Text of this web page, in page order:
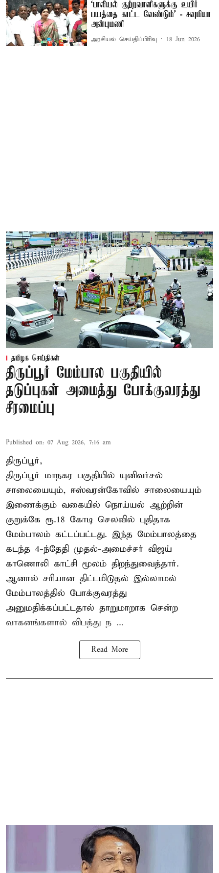
‘பாலியல் குற்றவாளிகளுக்கு உயிர்
பயத்தை காட்ட வேண்டும்’ - சவுமியா
அன்புமணி
அரசியல் செய்திப்பிரிவு 18 Jun 2026
தமிழக செய்திகள்
திருப்பூர் மேம்பால பகுதியில்
தடுப்புகள் அமைத்து போக்குவரத்து
சீரமைப்பு
Published on: 07 Aug 2026, 7:16 am
திருப்பூர்,
திருப்பூர் மாநகர பகுதியில் யுனிவர்சல்
சாலையையும், ஈஸ்வரன்கோவில் சாலையையும்
இணைக்கும் வகையில் நொய்யல் ஆற்றின்
குறுக்கே ரூ.18 கோடி செலவில் புதிதாக
மேம்பாலம் கட்டப்பட்டது. இந்த மேம்பாலத்தை
கடந்த 4-ந்தேதி முதல்-அமைச்சர் விஜய்
காணொலி காட்சி மூலம் திறந்துவைத்தார்.
ஆனால் சரியான திட்டமிடுதல் இல்லாமல்
மேம்பாலத்தில் போக்குவரத்து
அனுமதிக்கப்பட்டதால் தாறுமாறாக சென்ற
வாகனங்களால் விபத்து ந ...
Read More